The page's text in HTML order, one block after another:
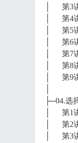
│ 第3
│ 第4
│ 第5
│ 第6
│ 第7
│ 第8
│ 第9
├─04.选
│ 第1
│ 第2
│ 第3